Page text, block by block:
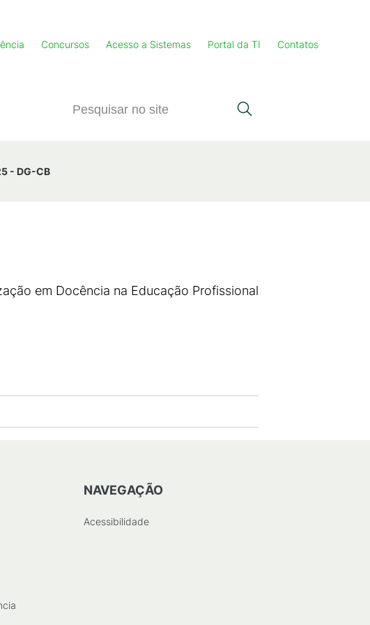
Concursos Acesso a Sistemas Portal da TI Contatos
- DG-CB
em Docência na Educação Profissional
NAVEGAÇÃO
Acessibilidade